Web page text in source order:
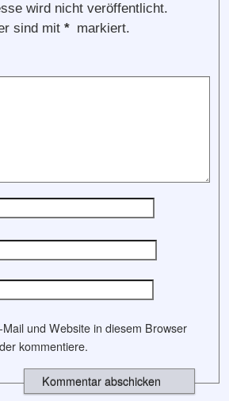
wird nicht veröffentlicht.
sind mit * markiert.
und Website in diesem Browser
kommentiere.